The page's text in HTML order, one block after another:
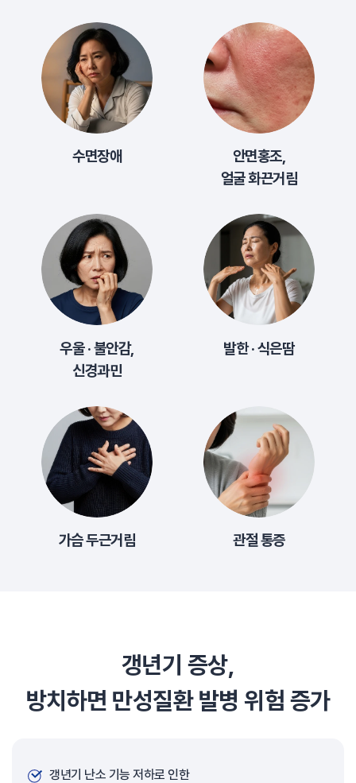
수면장애
안면홍조,
얼굴 화끈거림
우울 · 불안감,
신경과민
발한 · 식은땀
가슴 두근거림 관절 통증
갱년기 증상,
방치하면 만성질환 발병 위험 증가
갱년기 난소 기능 저하로 인한